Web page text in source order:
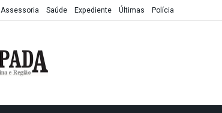
Assessoria Saúde Expediente Últimas Polícia